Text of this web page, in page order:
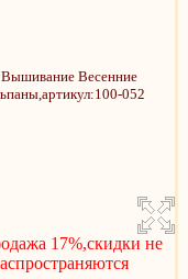
17%,скидки не